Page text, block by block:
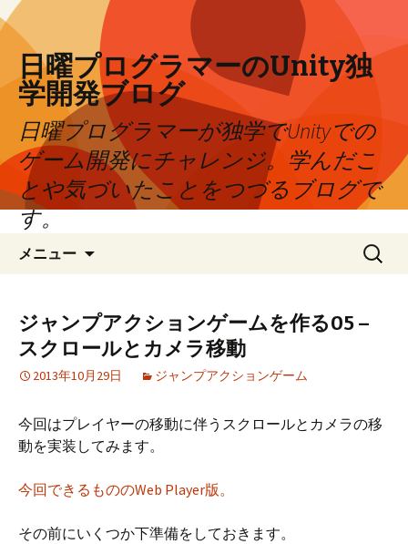
日曜プログラマーのUnity独
学開発ブログ
日曜プログラマーが独学でUnityでの
ゲーム開発にチャレンジ。学んだこ
とや気づいたことをつづるブログで
す。
メニュー
検
ジャンプアクションゲームを作る05 –
スクロールとカメラ移動
2013年10月29日 ジャンプアクションゲーム
今回はプレイヤーの移動に伴うスクロールとカメラの移
動を実装してみます。
今回できるもののWeb Player版。
その前にいくつか下準備をしておきます。